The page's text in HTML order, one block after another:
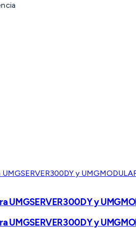
UMGSERVER300DY y
UMGSERVER300DY y